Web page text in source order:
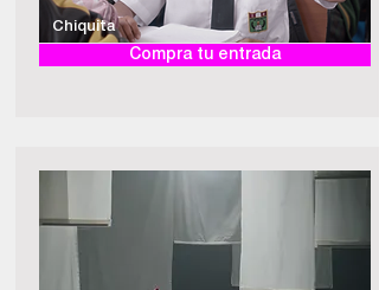
Chiquita
Compra tu entrada